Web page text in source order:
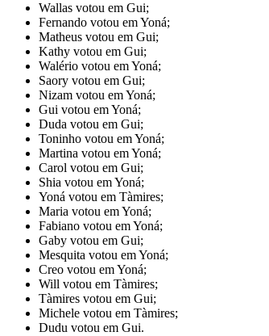
Wallas votou em Gui;
Fernando votou em Yoná;
Matheus votou em Gui;
Kathy votou em Gui;
Walério votou em Yoná;
Saory votou em Gui;
Nizam votou em Yoná;
Gui votou em Yoná;
Duda votou em Gui;
Toninho votou em Yoná;
Martina votou em Yoná;
Carol votou em Gui;
Shia votou em Yoná;
Yoná votou em Tàmires;
Maria votou em Yoná;
Fabiano votou em Yoná;
Gaby votou em Gui;
Mesquita votou em Yoná;
Creo votou em Yoná;
Will votou em Tàmires;
Tàmires votou em Gui;
Michele votou em Tàmires;
Dudu votou em Gui.